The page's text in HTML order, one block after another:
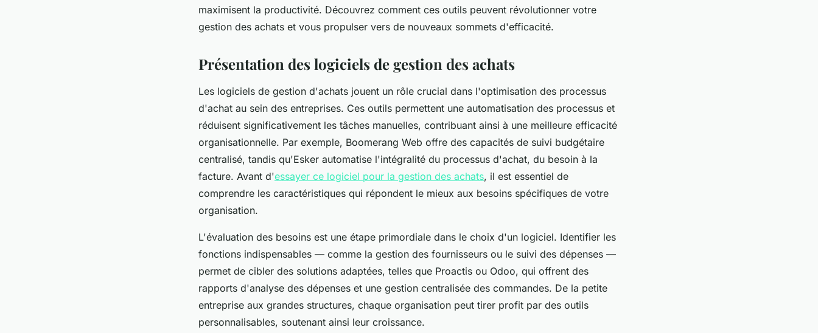
maximisent la productivité. Découvrez comment ces outils peuvent révolutionner votre
gestion des achats et vous propulser vers de nouveaux sommets d'efficacité.
Présentation des logiciels de gestion des achats
Les logiciels de gestion d'achats jouent un rôle crucial dans l'optimisation des processus
d'achat au sein des entreprises. Ces outils permettent une automatisation des processus et
réduisent significativement les tâches manuelles, contribuant ainsi à une meilleure efficacité
organisationnelle. Par exemple, Boomerang Web offre des capacités de suivi budgétaire
centralisé, tandis qu'Esker automatise l'intégralité du processus d'achat, du besoin à la
facture. Avant d'essayer ce logiciel pour la gestion des achats, il est essentiel de
comprendre les caractéristiques qui répondent le mieux aux besoins spécifiques de votre
organisation.
L'évaluation des besoins est une étape primordiale dans le choix d'un logiciel. Identifier les
fonctions indispensables — comme la gestion des fournisseurs ou le suivi des dépenses —
permet de cibler des solutions adaptées, telles que Proactis ou Odoo, qui offrent des
rapports d'analyse des dépenses et une gestion centralisée des commandes. De la petite
entreprise aux grandes structures, chaque organisation peut tirer profit par des outils
personnalisables, soutenant ainsi leur croissance.